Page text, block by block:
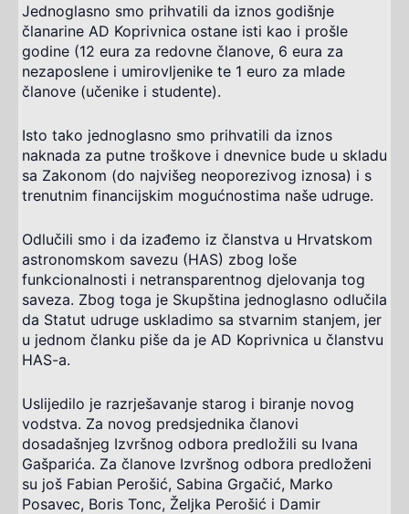
Jednoglasno smo prihvatili da iznos godišnje
članarine AD Koprivnica ostane isti kao i prošle
godine (12 eura za redovne članove, 6 eura za
nezaposlene i umirovljenike te 1 euro za mlade
članove (učenike i studente).
Isto tako jednoglasno smo prihvatili da iznos
naknada za putne troškove i dnevnice bude u skladu
sa Zakonom (do najvišeg neoporezivog iznosa) i s
trenutnim financijskim mogućnostima naše udruge.
Odlučili smo i da izađemo iz članstva u Hrvatskom
astronomskom savezu (HAS) zbog loše
funkcionalnosti i netransparentnog djelovanja tog
saveza. Zbog toga je Skupština jednoglasno odlučila
da Statut udruge uskladimo sa stvarnim stanjem, jer
u jednom članku piše da je AD Koprivnica u članstvu
HAS-a.
Uslijedilo je razrješavanje starog i biranje novog
vodstva. Za novog predsjednika članovi
dosadašnjeg Izvršnog odbora predložili su Ivana
Gašparića. Za članove Izvršnog odbora predloženi
su još Fabian Perošić, Sabina Grgačić, Marko
Posavec, Boris Tonc, Željka Perošić i Damir